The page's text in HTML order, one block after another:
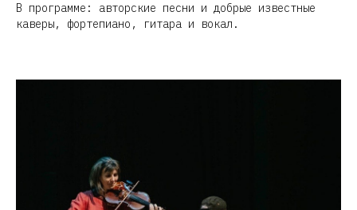
В программе: авторские песни и добрые известные
каверы, фортепиано, гитара и вокал.